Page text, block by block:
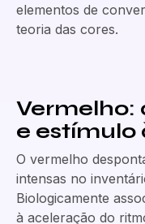
elementos de
teoria das cores.
Vermelho:
e estímulo
O vermelho
intensas no
Biologicamente
à aceleração do